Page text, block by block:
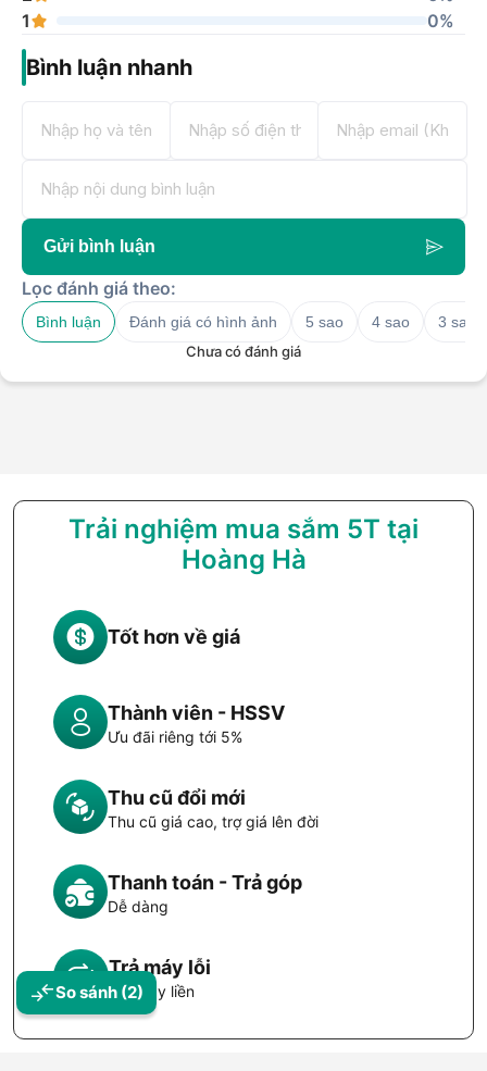
So sánh (2)
1
0%
Bình luận nhanh
Gửi bình luận
Lọc đánh giá theo:
Bình luận Đánh giá có hình ảnh 5 sao 4 sao
3 sao
Chưa có đánh giá
Trải nghiệm mua sắm 5T tại
Hoàng Hà
Tốt hơn về giá
Thành viên - HSSV
Ưu đãi riêng tới 5%
Thu cũ đổi mới
Thu cũ giá cao, trợ giá lên đời
Thanh toán - Trả góp
Dễ dàng
Trả máy lỗi
Đổi máy liền